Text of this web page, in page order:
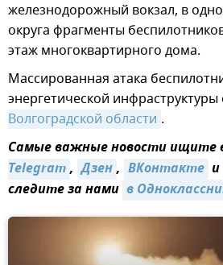
железнодорожный вокзал, в
округа фрагменты
этаж многоквартирного дома.
Массированная атака
энергетической
Волгоградской области .
Самые важные новости ищите
Telegram, Дзен, ВКонтакте и
следите за нами в